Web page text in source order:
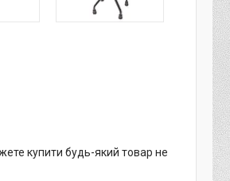
купити будь-який товар не